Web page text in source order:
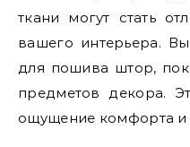
ткани могут стать
вашего интерьера.
для пошива штор,
предметов декора.
ощущение комфорта и